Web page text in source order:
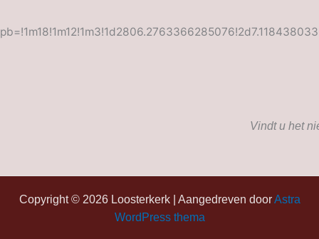
Vindt u het
Copyright © 2026 Loosterkerk | Aangedreven doorAstra
WordPress thema